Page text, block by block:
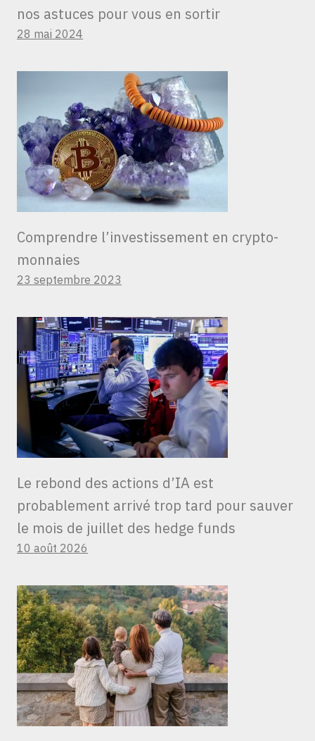
nos astuces pour vous en sortir
28 mai 2024
Comprendre l’investissement en crypto-
monnaies
23 septembre 2023
Le rebond des actions d’IA est
probablement arrivé trop tard pour sauver
le mois de juillet des hedge funds
10 août 2026